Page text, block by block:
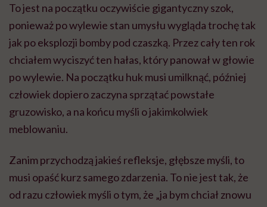
To jest na początku oczywiście gigantyczny szok,
ponieważ po wylewie stan umysłu wygląda trochę tak
jak po eksplozji bomby pod czaszką. Przez cały ten rok
chciałem wyciszyć ten hałas, który panował w głowie
po wylewie. Na początku huk musi umilknąć, później
człowiek dopiero zaczyna sprzątać powstałe
gruzowisko, a na końcu myśli o jakimkolwiek
meblowaniu.
Zanim przychodzą jakieś refleksje, głębsze myśli, to
musi opaść kurz samego zdarzenia. To nie jest tak, że
od razu człowiek myśli o tym, że „ja bym chciał znowu